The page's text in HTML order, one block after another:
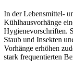
In der Lebensmittel-
Kühlhausvorhänge
Hygienevorschriften.
Staub und Insekten
Vorhänge erhöhen
stark frequentierten